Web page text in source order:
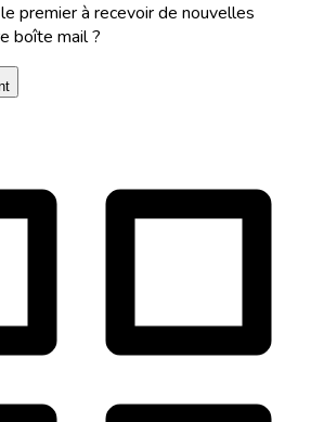
premier à recevoir de nouvelles
boîte mail ?